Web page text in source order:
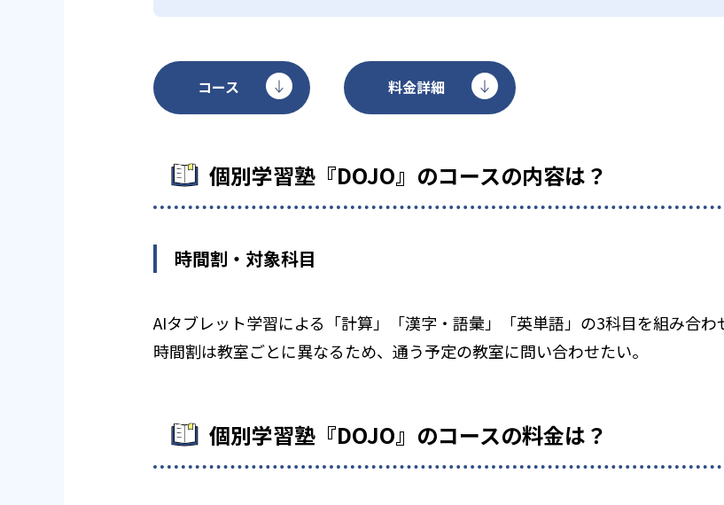
コース 料金詳細
個別学習塾『DOJO』のコースの内容は？
時間割・対象科目
AIタブレット学習による「計算」「漢字・語彙」「英単語」の3科目を組み合わ
時間割は教室ごとに異なるため、通う予定の教室に問い合わせたい。
個別学習塾『DOJO』のコースの料金は？